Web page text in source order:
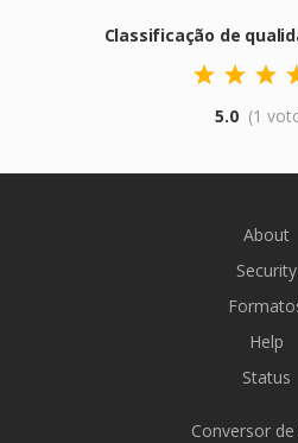
Classificação de
5.0 (1
About
Security
Help
Status
Conversor